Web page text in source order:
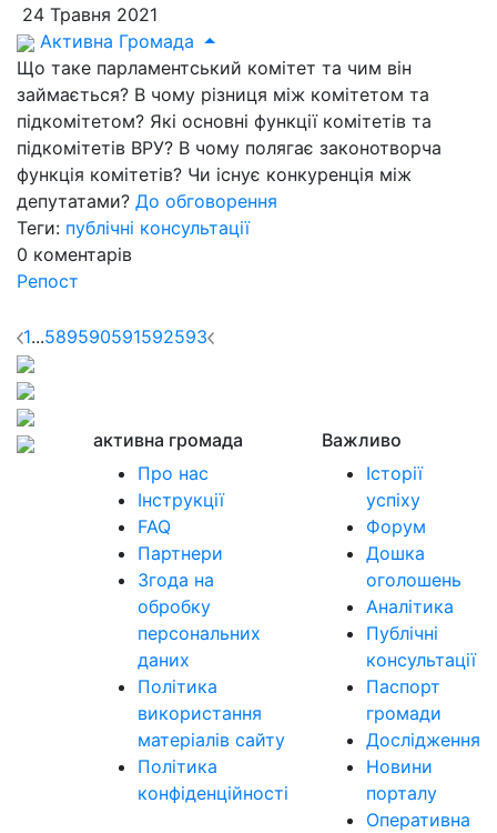
24 Травня 2021
Активна Громада
Що таке парламентський комітет та чим він
займається? В чому різниця між комітетом та
підкомітетом? Які основні функції комітетів та
підкомітетів ВРУ? В чому полягає законотворча
функція комітетів? Чи існує конкуренція між
депутатами? До обговорення
Теги: публічні консультації
0 коментарів
Репост
1...589590591592593
активна громада
Про нас
Інструкції
FAQ
Партнери
Згода на
обробку
персональних
даних
Політика
використання
матеріалів сайту
Політика
конфіденційності
Важливо
Історії
успіху
Форум
Дошка
оголошень
Аналітика
Публічні
консультації
Паспорт
громади
Дослідження
Новини
порталу
Оперативна